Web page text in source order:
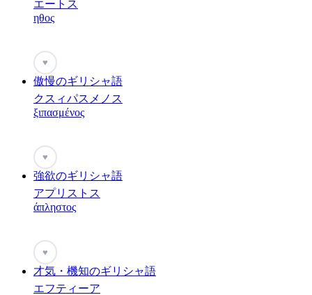
エートス
ηθος
♥
傲慢のギリシャ語
クスィパスメノス
ξιπασμένος
♥
強欲のギリシャ語
アプリストス
άπληστος
♥
才気・機知のギリシャ語
エフティーア